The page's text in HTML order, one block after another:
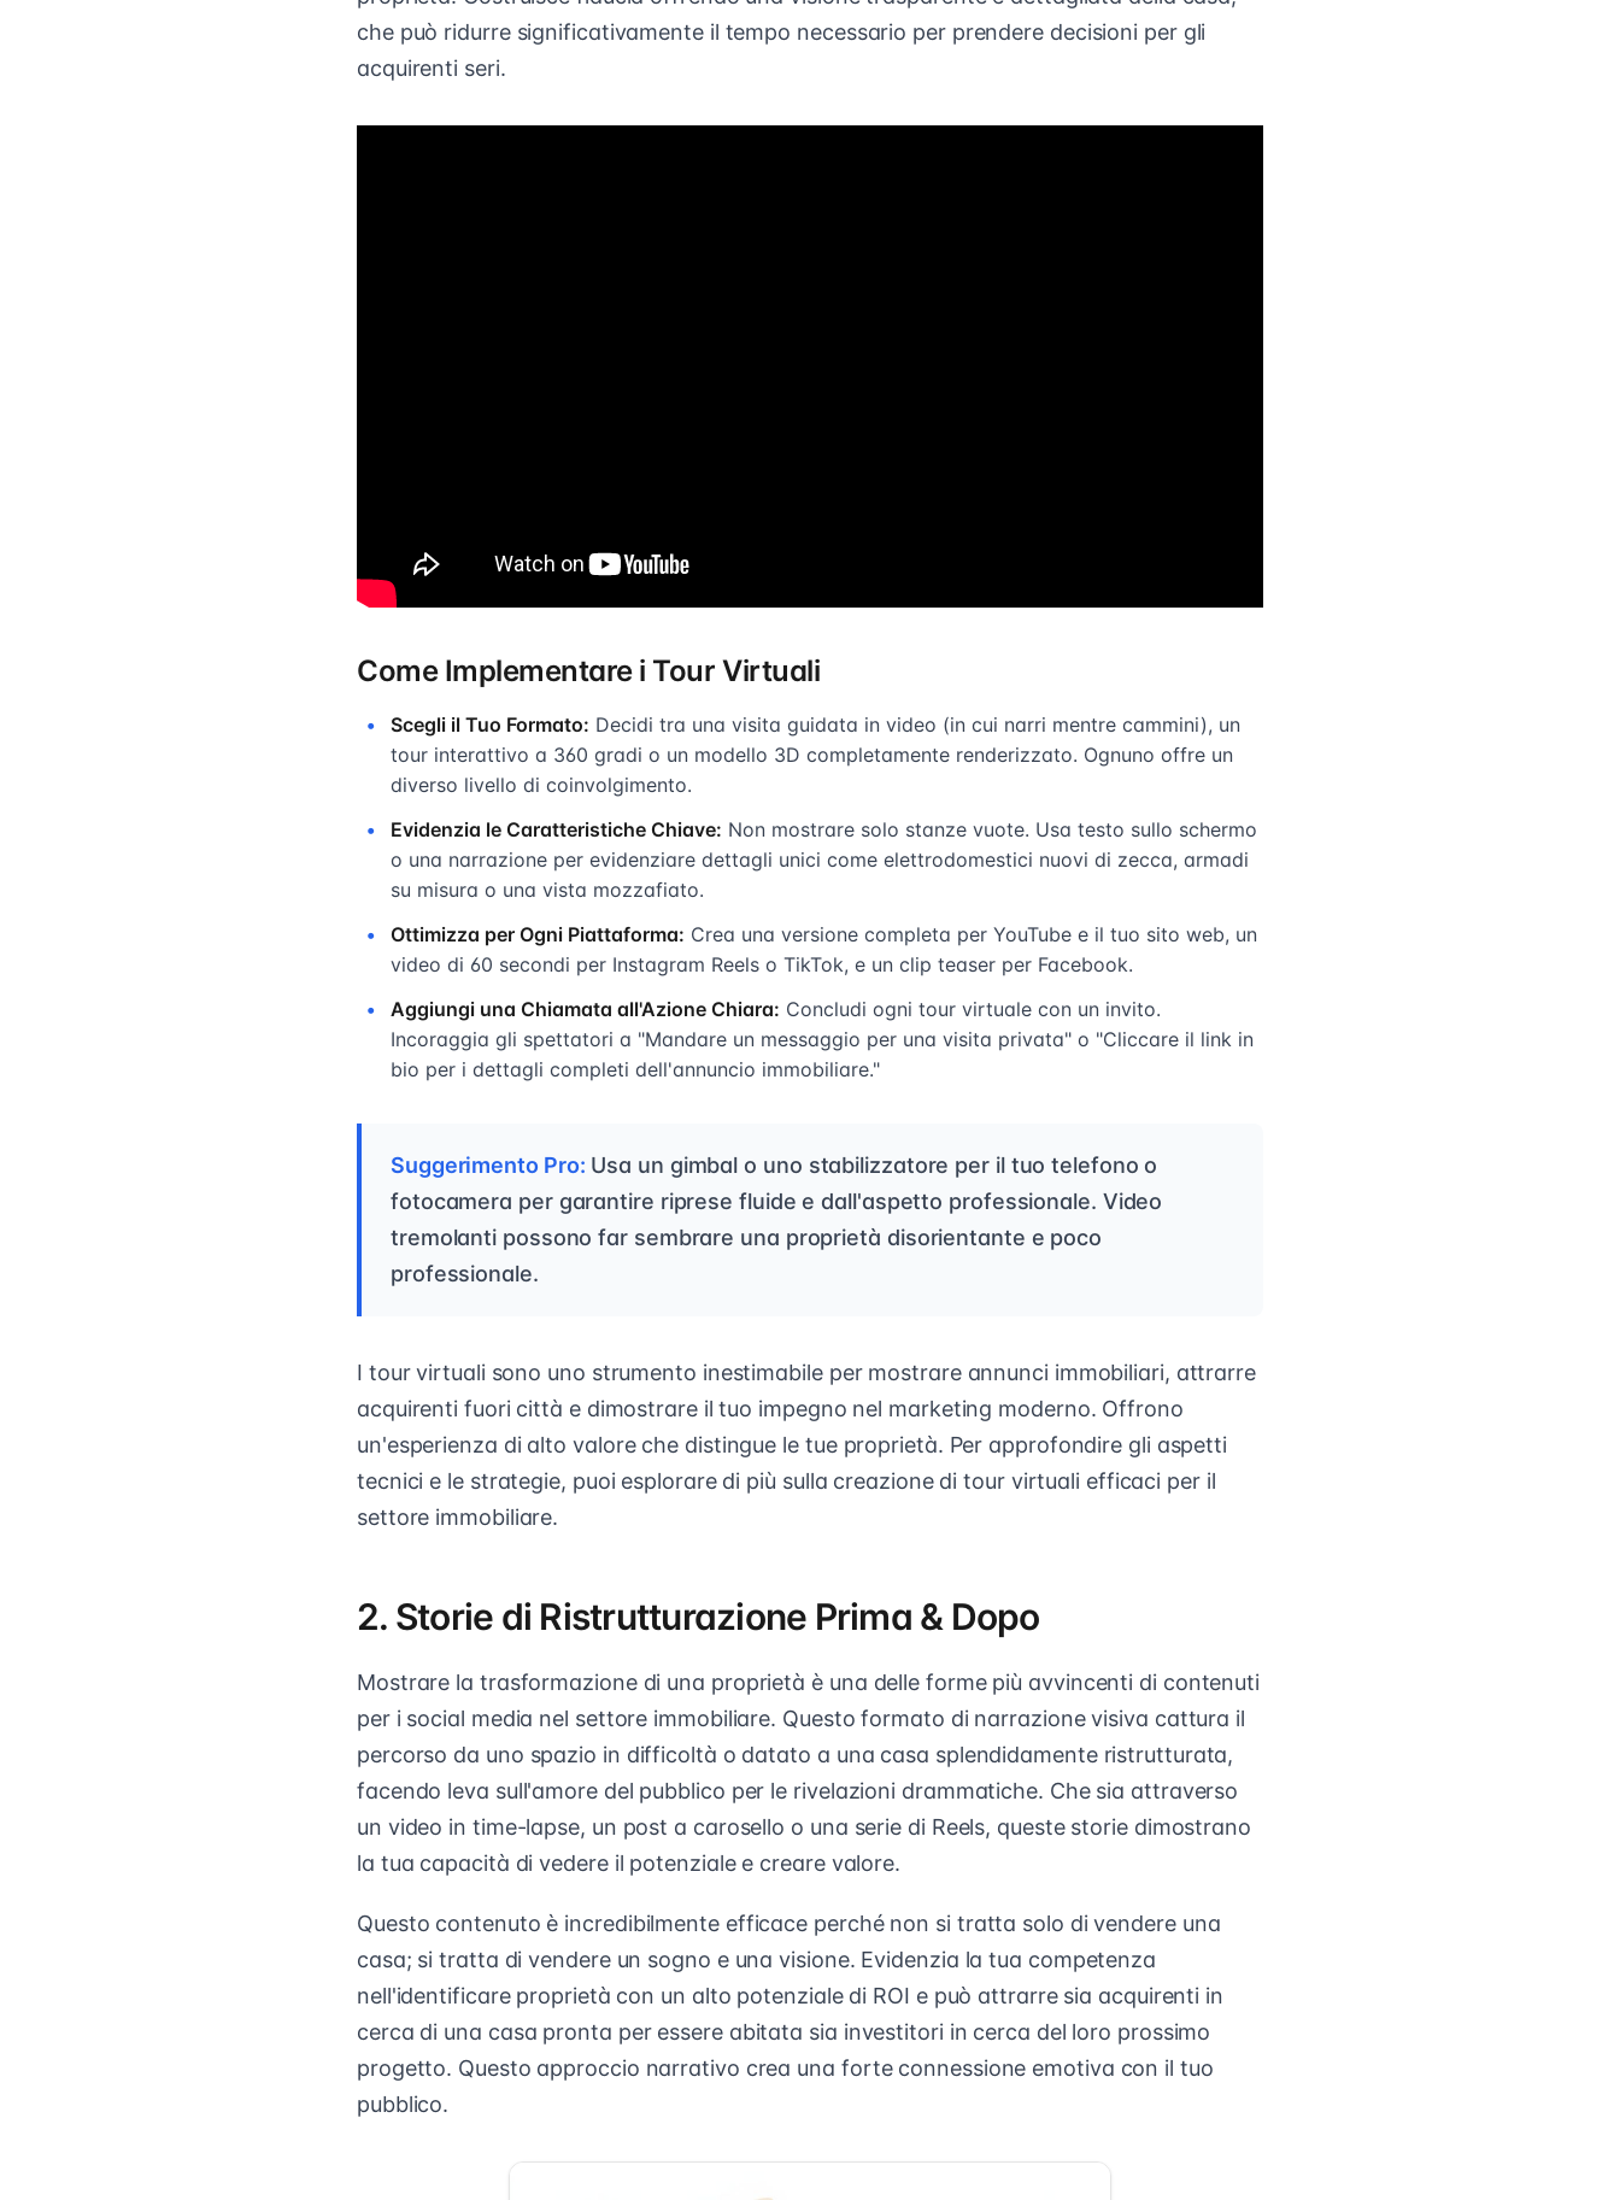
che può ridurre significativamente il tempo necessario per prendere decisioni per gli
acquirenti seri.
Come Implementare i Tour Virtuali
Scegli il Tuo Formato: Decidi tra una visita guidata in video (in cui narri mentre cammini), un
tour interattivo a 360 gradi o un modello 3D completamente renderizzato. Ognuno offre un
diverso livello di coinvolgimento.
Evidenzia le Caratteristiche Chiave: Non mostrare solo stanze vuote. Usa testo sullo schermo
o una narrazione per evidenziare dettagli unici come elettrodomestici nuovi di zecca, armadi
su misura o una vista mozzafiato.
Ottimizza per Ogni Piattaforma: Crea una versione completa per YouTube e il tuo sito web, un
video di 60 secondi per Instagram Reels o TikTok, e un clip teaser per Facebook.
Aggiungi una Chiamata all'Azione Chiara: Concludi ogni tour virtuale con un invito.
Incoraggia gli spettatori a "Mandare un messaggio per una visita privata" o "Cliccare il link in
bio per i dettagli completi dell'annuncio immobiliare."
Suggerimento Pro: Usa un gimbal o uno stabilizzatore per il tuo telefono o
fotocamera per garantire riprese fluide e dall'aspetto professionale. Video
tremolanti possono far sembrare una proprietà disorientante e poco
professionale.
I tour virtuali sono uno strumento inestimabile per mostrare annunci immobiliari, attrarre
acquirenti fuori città e dimostrare il tuo impegno nel marketing moderno. Offrono
un'esperienza di alto valore che distingue le tue proprietà. Per approfondire gli aspetti
tecnici e le strategie, puoi esplorare di più sulla creazione di tour virtuali efficaci per il
settore immobiliare.
2. Storie di Ristrutturazione Prima & Dopo
Mostrare la trasformazione di una proprietà è una delle forme più avvincenti di contenuti
per i social media nel settore immobiliare. Questo formato di narrazione visiva cattura il
percorso da uno spazio in difficoltà o datato a una casa splendidamente ristrutturata,
facendo leva sull'amore del pubblico per le rivelazioni drammatiche. Che sia attraverso
un video in time-lapse, un post a carosello o una serie di Reels, queste storie dimostrano
la tua capacità di vedere il potenziale e creare valore.
Questo contenuto è incredibilmente efficace perché non si tratta solo di vendere una
casa; si tratta di vendere un sogno e una visione. Evidenzia la tua competenza
nell'identificare proprietà con un alto potenziale di ROI e può attrarre sia acquirenti in
cerca di una casa pronta per essere abitata sia investitori in cerca del loro prossimo
progetto. Questo approccio narrativo crea una forte connessione emotiva con il tuo
pubblico.